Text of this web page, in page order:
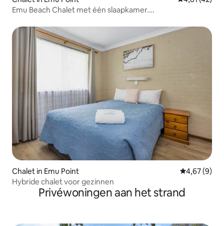
Emu Beach Chalet met één slaapkamer.
Chalet in Emu Point Gemiddelde
4,67 (9)
Hybride chalet voor gezinnen
Privéwoningen aan het strand